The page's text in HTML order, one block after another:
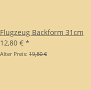
Flugzeug Backform 31cm
12,80 € *
Alter Preis: 19,80 €